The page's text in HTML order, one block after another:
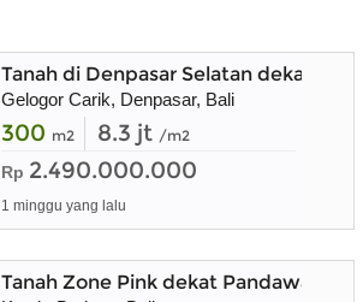
Tanah di Denpasar Selatan dekat
Gelogor Carik, Denpasar, Bali
300 m2 8.3 jt /m2
Rp 2.490.000.000
1 minggu yang lalu
Tanah Zone Pink dekat Pandawa Golf